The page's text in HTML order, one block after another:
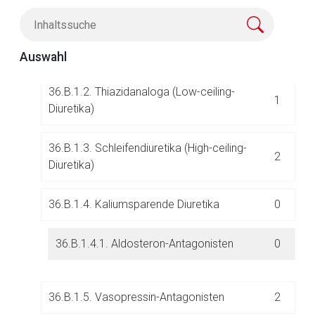
Auswahl36.B.1.1. Thiazide (Low-ceiling-Diuretika)
36.B.1.2. Thiazidanaloga (Low-ceiling-
Diuretika)
1
36.B.1.3. Schleifendiuretika (High-ceiling-
Diuretika)
2
36.B.1.4. Kaliumsparende Diuretika 0
36.B.1.4.1. Aldosteron-Antagonisten 0
36.B.1.5. Vasopressin-Antagonisten 2
Der von Ihnen aufgerufene Link öffnet eine externe Web-
Seite. Für die Inhalte der externen Web-Seite ist deren
Datenschutzbestimmungen.